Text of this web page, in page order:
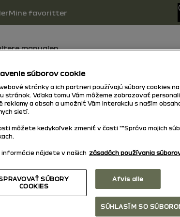
Mine favoritter
manualen.
tilbage til toppen
súborov cookie
stránky a ich partneri používajú súbory cookies
stránok. Vďaka tomu Vám môžeme zobrazovať
reklamy a obsah a umožniť Vám interakciu s naším
sietí.
môžete kedykoľvek zmeniť v časti ""Správa mojich
informácie nájdete v našich zásadách používania
Afvis alle
SÚHLASÍM SO
SÚBORY
COOKIES